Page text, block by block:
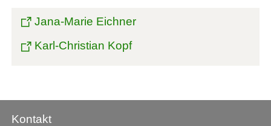
Jana-Marie Eichner
Karl-Christian Kopf
Kontakt